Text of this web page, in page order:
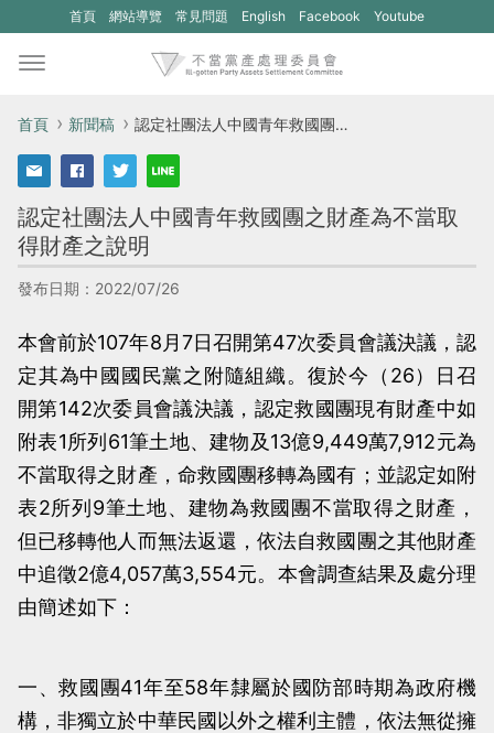
首頁 網站導覽 常見問題 English
(另
視
開
新
的
網
站：
不
當
黨
產
委
員
Facebook
(另
開
新
的
網
站：
不
當
黨
產
委
員
Youtube
首頁 新聞稿 認定社團法人中國青年救國團之財產為不當取得財產之說明
認定社團法人中國青年救國團之財產為不當取
得財產之說明
發布日期：2022/07/26
本會前於107年8月7日召開第47次委員會議決議，認
定其為中國國民黨之附隨組織。復於今（26）日召
開第142次委員會議決議，認定救國團現有財產中如
附表1所列61筆土地、建物及13億9,449萬7,912元為
不當取得之財產，命救國團移轉為國有；並認定如附
表2所列9筆土地、建物為救國團不當取得之財產，
但已移轉他人而無法返還，依法自救國團之其他財產
中追徵2億4,057萬3,554元。本會調查結果及處分理
由簡述如下：
一、救國團41年至58年隸屬於國防部時期為政府機
構，非獨立於中華民國以外之權利主體，依法無從擁